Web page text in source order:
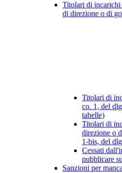
Titolari di
di direzione o di
Titolari di
co. 1, del
tabelle)
Titolari di
direzione o
1-bis, del
Cessati
pubblicare
Sanzioni per